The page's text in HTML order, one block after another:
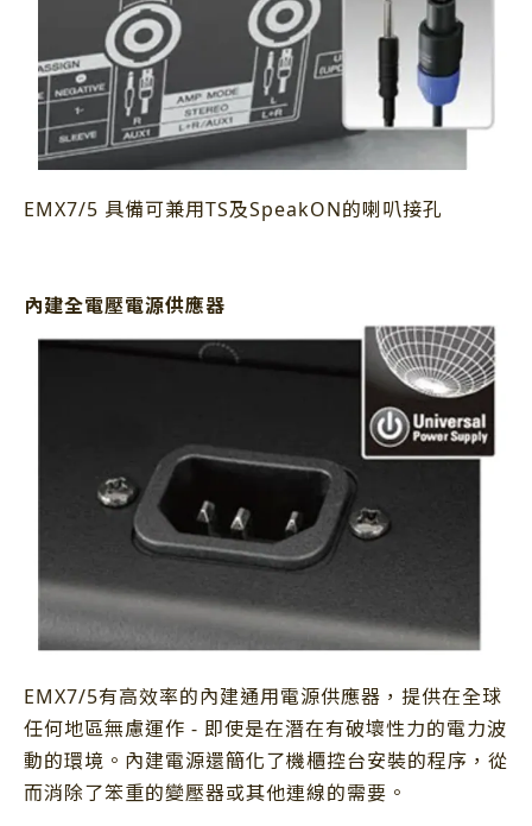
EMX7/5 具備可兼用TS及SpeakON的喇叭接孔
內建全電壓電源供應器
EMX7/5有高效率的內建通用電源供應器，提供在全球
任何地區無慮運作 - 即使是在潛在有破壞性力的電力波
動的環境。內建電源還簡化了機櫃控台安裝的程序，從
而消除了笨重的變壓器或其他連線的需要。